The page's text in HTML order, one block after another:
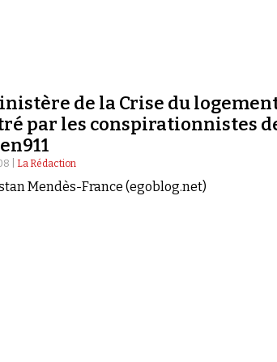
de la Crise du
par les conspirationnistes
| La Rédaction
Mendès-France (egoblog.net)